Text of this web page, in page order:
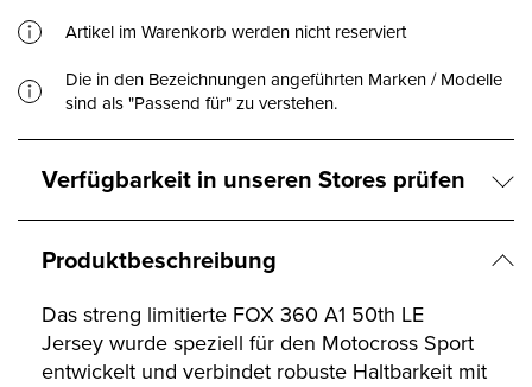
Artikel im Warenkorb werden nicht reserviert
Die in den Bezeichnungen angeführten Marken / Modelle
sind als "Passend für" zu verstehen.
Verfügbarkeit in unseren Stores prüfen
Produktbeschreibung
Das streng limitierte FOX 360 A1 50th LE
Jersey wurde speziell für den Motocross Sport
entwickelt und verbindet robuste Haltbarkeit mit